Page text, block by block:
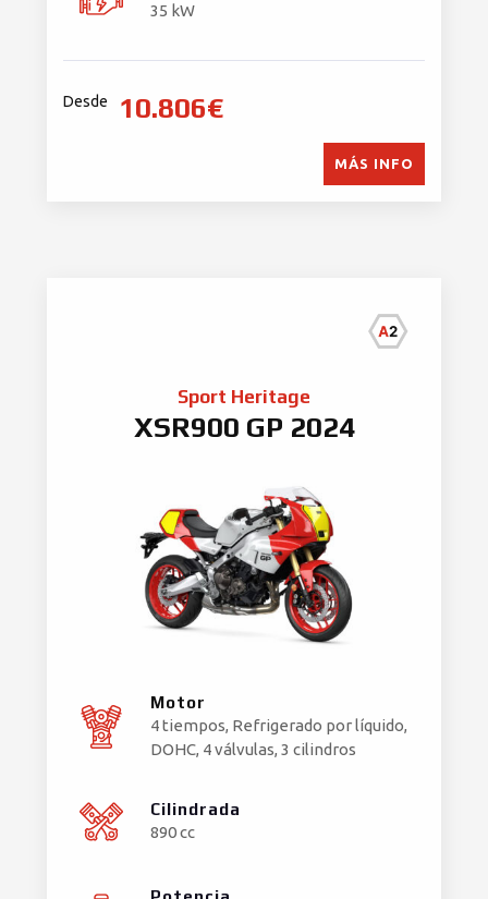
35 kW
Desde 10.806€
MÁS INFO
Sport Heritage
XSR900 GP 2024
Motor
4 tiempos, Refrigerado por líquido,
DOHC, 4 válvulas, 3 cilindros
Cilindrada
890 cc